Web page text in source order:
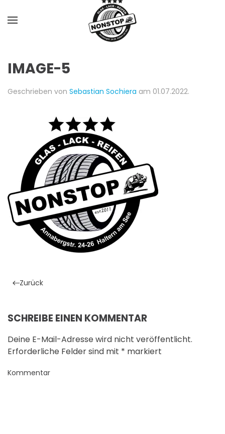
Skip to main content
IMAGE-5
Geschrieben von Sebastian Sochiera am 01.07.2022.
Zurück
SCHREIBE EINEN KOMMENTAR
Deine E-Mail-Adresse wird nicht veröffentlicht.
Erforderliche Felder sind mit * markiert
Kommentar